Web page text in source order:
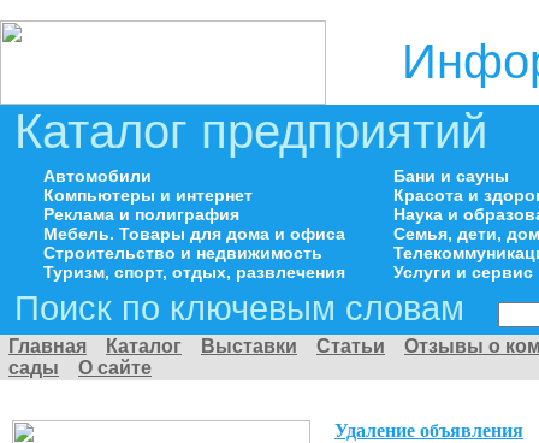
Каталог предприятий
Автомобили
Компьютеры и интернет
Реклама и полиграфия
Мебель. Товары для дома и офиса
Строительство и недвижимость
Туризм, спорт, отдых, развлечения
Бани и сауны
Красота и
Наука и
Семья, дети,
Услуги и сервис
Поиск по ключевым словам
Главная Каталог Выставки Статьи
Отзывы о
сады
О сайте
Удаление объявления